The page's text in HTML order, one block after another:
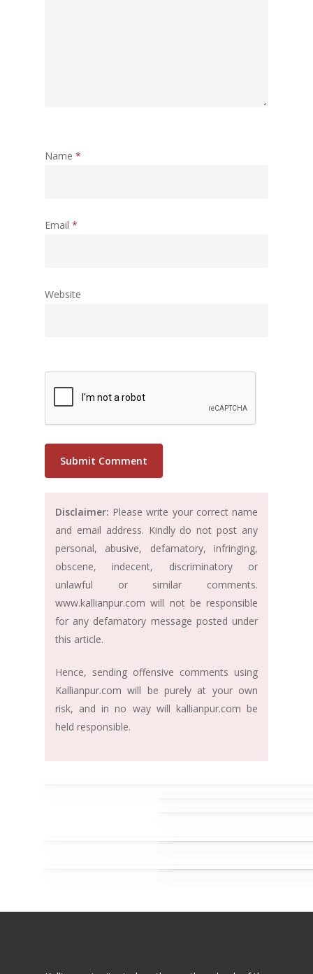
Name *
Email *
Website
Disclaimer: Please write your correct name
and email address. Kindly do not post any
personal, abusive, defamatory, infringing,
obscene, indecent, discriminatory or
unlawful or similar comments.
www.kallianpur.com will not be responsible
for any defamatory message posted under
this article.
Hence, sending offensive comments using
Kallianpur.com will be purely at your own
risk, and in no way will kallianpur.com be
held responsible.